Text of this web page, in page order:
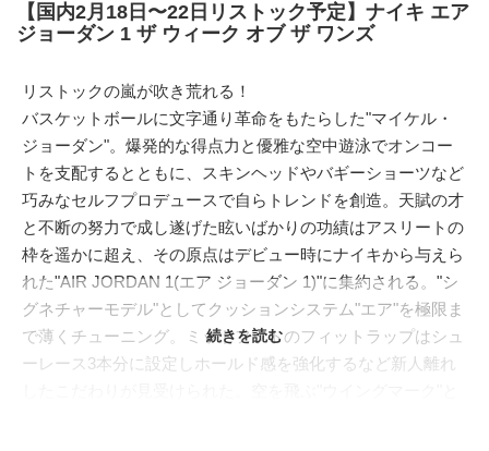
【国内2月18日〜22日リストック予定】ナイキ エア
ジョーダン 1 ザ ウィーク オブ ザ ワンズ
リストックの嵐が吹き荒れる！
バスケットボールに文字通り革命をもたらした"マイケル・
ジョーダン"。爆発的な得点力と優雅な空中遊泳でオンコー
トを支配するとともに、スキンヘッドやバギーショーツなど
巧みなセルフプロデュースで自らトレンドを創造。天賦の才
と不断の努力で成し遂げた眩いばかりの功績はアスリートの
枠を遥かに超え、その原点はデビュー時にナイキから与えら
れた"AIR JORDAN 1(エア ジョーダン 1)"に集約される。"シ
グネチャーモデル"としてクッションシステム"エア"を極限ま
で薄くチューニング。ミッドフットのフィットラップはシュ
ーレース3本分に設定しホールド感を強化するなど新人離れ
続きを読む